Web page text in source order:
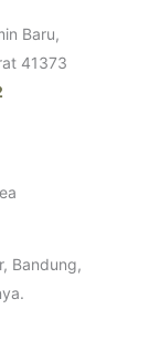
Baru,
41373
Bandung,